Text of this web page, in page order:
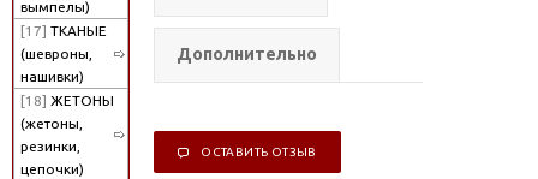
вымпелы)
[17] ТКАНЫЕ
(шевроны,
нашивки)
[18] ЖЕТОНЫ
(жетоны,
резинки,
цепочки)
Дополнительно
ОСТАВИТЬ ОТЗЫВ